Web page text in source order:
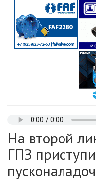
На второй
ГПЗ